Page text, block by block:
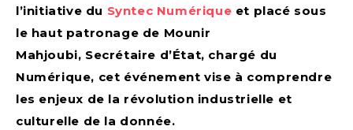
l’initiative du Syntec Numérique et placé sous
le haut patronage de Mounir
Mahjoubi, Secrétaire d’État, chargé du
Numérique, cet événement vise à comprendre
les enjeux de la révolution industrielle et
culturelle de la donnée.